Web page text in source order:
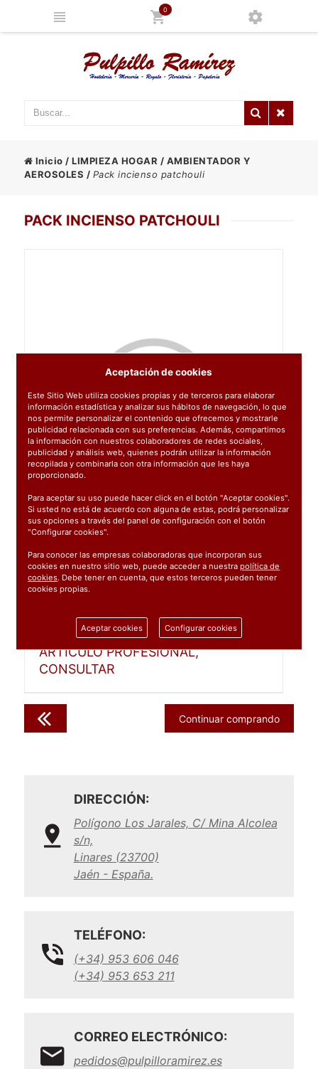
0
Inicio /LIMPIEZA HOGAR / AMBIENTADOR Y
AEROSOLES / Pack incienso patchouli
PACK INCIENSO PATCHOULI
Ref:002971
ARTICULO PROFESIONAL,
CONSULTAR
Continuar comprando
DIRECCIÓN:
Polígono Los Jarales, C/ Mina Alcolea
s/n,
Linares (23700)
Jaén - España.
TELÉFONO:
(+34) 953 606 046
(+34) 953 653 211
CORREO ELECTRÓNICO:
pedidos@pulpilloramirez.es
Aceptación de cookies
Este Sitio Web utiliza cookies propias y de terceros para elaborar
información estadística y analizar sus hábitos de navegación, lo que
nos permite personalizar el contenido que ofrecemos y mostrarle
publicidad relacionada con sus preferencias. Además, compartimos
la información con nuestros colaboradores de redes sociales,
publicidad y análisis web, quienes podrán utilizar la información
recopilada y combinarla con otra información que les haya
proporcionado.
Para aceptar su uso puede hacer click en el botón "Aceptar cookies".
Si usted no está de acuerdo con alguna de estas, podrá personalizar
sus opciones a través del panel de configuración con el botón
"Configurar cookies".
Para conocer las empresas colaboradoras que incorporan sus
cookies en nuestro sitio web, puede acceder a nuestrapolítica de
cookies. Debe tener en cuenta, que estos terceros pueden tener
cookies propias.
Aceptar cookies Configurar cookies